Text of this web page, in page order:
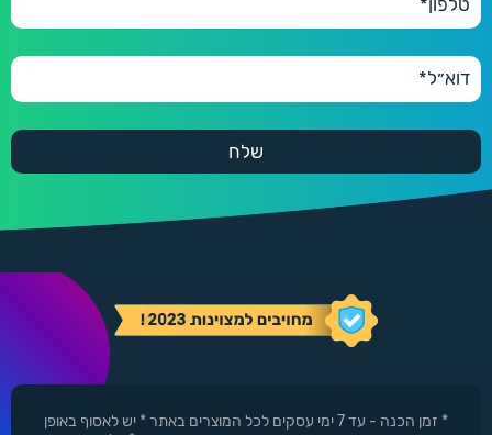
* זמן הכנה - עד 7 ימי עסקים לכל המוצרים באתר * יש לאסוף באופן